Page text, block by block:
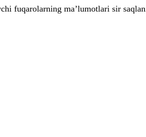
fuqarolarning ma’lumotlari sir